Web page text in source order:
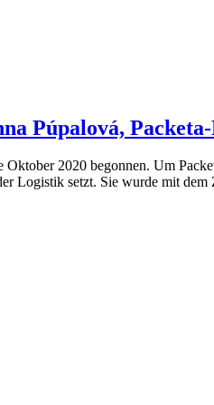
Púpalová,
2020 begonnen. Um
Logistik setzt. Sie wurde mit